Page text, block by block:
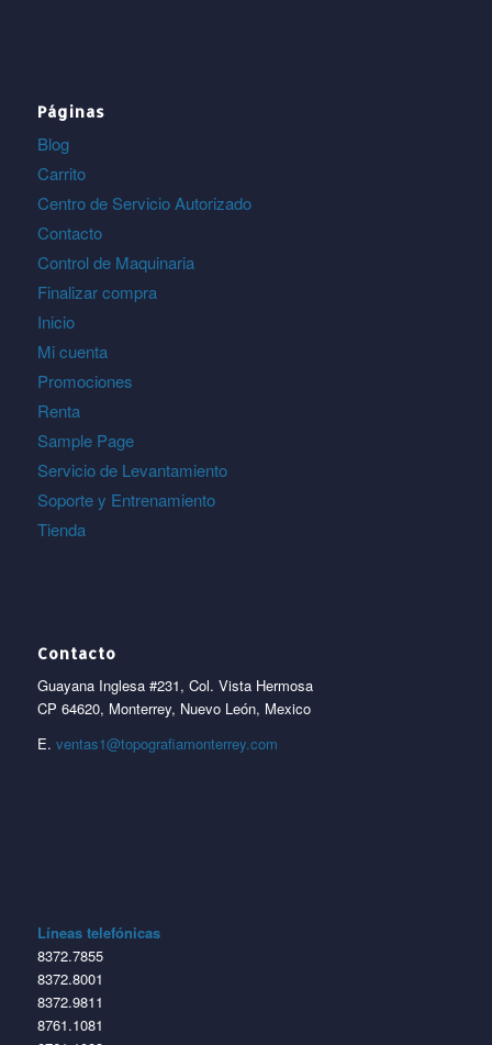
Páginas
Blog
Carrito
Centro de Servicio Autorizado
Contacto
Control de Maquinaria
Finalizar compra
Inicio
Mi cuenta
Promociones
Renta
Sample Page
Servicio de Levantamiento
Soporte y Entrenamiento
Tienda
Contacto
Guayana Inglesa #231, Col. Vista Hermosa
CP 64620, Monterrey, Nuevo León, Mexico
E. ventas1@topografiamonterrey.com
Líneas telefónicas
8372.7855
8372.8001
8372.9811
8761.1081